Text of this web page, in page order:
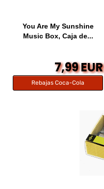
You Are My Sunshine
Music Box, Caja de...
7,99 EUR
Rebajas Coca-Cola